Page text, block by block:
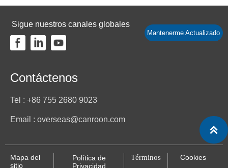
Sigue nuestros canales globales
Mantenerme Actualizado
Contáctenos
Tel : +86 755 2680 9023
Email : overseas@canroon.com
Mapa del
sitio
Política de
Privacidad
Términos Cookies
